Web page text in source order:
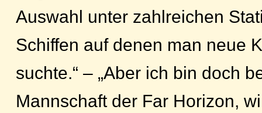
Auswahl unter zahlreichen
Schiffen auf denen man neue
suchte.“ – „Aber ich bin doch
Mannschaft der Far Horizon,